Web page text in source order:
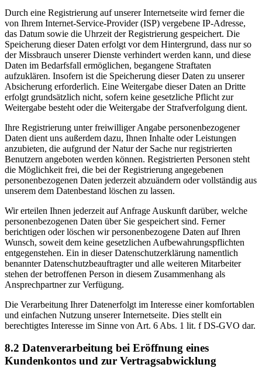
Durch eine Registrierung auf unserer Internetseite wird ferner die
von Ihrem Internet-Service-Provider (ISP) vergebene IP-Adresse,
das Datum sowie die Uhrzeit der Registrierung gespeichert. Die
Speicherung dieser Daten erfolgt vor dem Hintergrund, dass nur so
der Missbrauch unserer Dienste verhindert werden kann, und diese
Daten im Bedarfsfall ermöglichen, begangene Straftaten
aufzuklären. Insofern ist die Speicherung dieser Daten zu unserer
Absicherung erforderlich. Eine Weitergabe dieser Daten an Dritte
erfolgt grundsätzlich nicht, sofern keine gesetzliche Pflicht zur
Weitergabe besteht oder die Weitergabe der Strafverfolgung dient.
Ihre Registrierung unter freiwilliger Angabe personenbezogener
Daten dient uns außerdem dazu, Ihnen Inhalte oder Leistungen
anzubieten, die aufgrund der Natur der Sache nur registrierten
Benutzern angeboten werden können. Registrierten Personen steht
die Möglichkeit frei, die bei der Registrierung angegebenen
personenbezogenen Daten jederzeit abzuändern oder vollständig aus
unserem dem Datenbestand löschen zu lassen.
Wir erteilen Ihnen jederzeit auf Anfrage Auskunft darüber, welche
personenbezogenen Daten über Sie gespeichert sind. Ferner
berichtigen oder löschen wir personenbezogene Daten auf Ihren
Wunsch, soweit dem keine gesetzlichen Aufbewahrungspflichten
entgegenstehen. Ein in dieser Datenschutzerklärung namentlich
benannter Datenschutzbeauftragter und alle weiteren Mitarbeiter
stehen der betroffenen Person in diesem Zusammenhang als
Ansprechpartner zur Verfügung.
Die Verarbeitung Ihrer Datenerfolgt im Interesse einer komfortablen
und einfachen Nutzung unserer Internetseite. Dies stellt ein
berechtigtes Interesse im Sinne von Art. 6 Abs. 1 lit. f DS-GVO dar.
8.2 Datenverarbeitung bei Eröffnung eines
Kundenkontos und zur Vertragsabwicklung